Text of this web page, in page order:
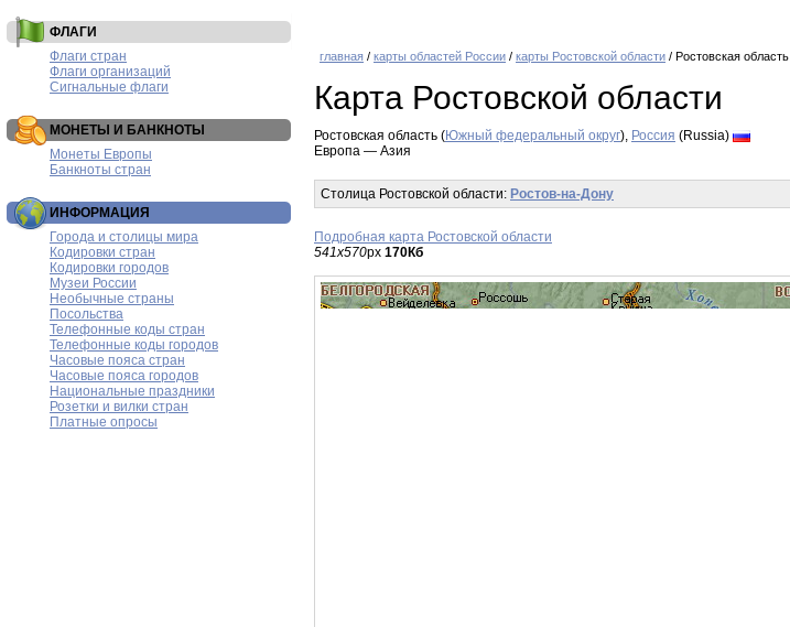
ФЛАГИ
Флаги стран
Флаги организаций
Сигнальные флаги
МОНЕТЫ И БАНКНОТЫ
Монеты Европы
Банкноты стран
ИНФОРМАЦИЯ
Города и столицы мира
Кодировки стран
Кодировки городов
Музеи России
Необычные страны
Посольства
Телефонные коды стран
Телефонные коды городов
Часовые пояса стран
Часовые пояса городов
Национальные праздники
Розетки и вилки стран
Платные опросы
главная / карты областей России / карты Ростовской области / Ростовская область
Карта Ростовской области
Ростовская область (Южный федеральный округ), Россия (Russia)
Европа — Азия
Столица Ростовской области: Ростов-на-Дону
Подробная карта Ростовской области
541x570px 170Кб